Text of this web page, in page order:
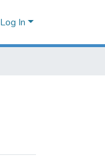
Log In